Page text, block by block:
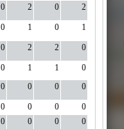
0 2 0 2
0 1 0 1
0 2 2 0
0 1 1
0
0 0 0 0
0 0 0
0
0 0 0 0